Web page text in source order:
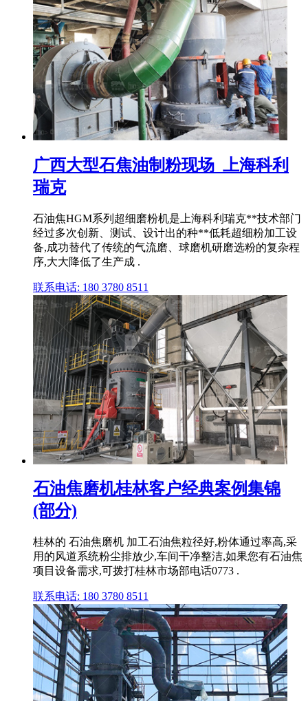
广西大型石焦油制粉现场_上海科利
瑞克
石油焦HGM系列超细磨粉机是上海科利瑞克**技术部门
经过多次创新、测试、设计出的种**低耗超细粉加工设
备,成功替代了传统的气流磨、球磨机研磨选粉的复杂程
序,大大降低了生产成 .
联系电话: 180 3780 8511
石油焦磨机桂林客户经典案例集锦
(部分)
桂林的 石油焦磨机 加工石油焦粒径好,粉体通过率高,采
用的风道系统粉尘排放少,车间干净整洁,如果您有石油焦
项目设备需求,可拨打桂林市场部电话0773 .
联系电话: 180 3780 8511